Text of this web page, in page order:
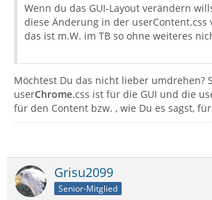
Wenn du das GUI-Layout verändern
diese Änderung in der userContent.css
das ist m.W. im TB so ohne weiteres
Möchtest Du das nicht lieber umdrehen?
userChrome.css ist für die GUI und die
für den Content bzw. , wie Du es sagst,
Grisu2099
Senior-Mitglied